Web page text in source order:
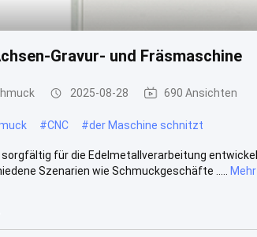
Gravur- und Fräsmaschine
2025-08-28 690 Ansichten
#CNC #der Maschine schnitzt
für die Edelmetallverarbeitung
Szenarien wie Schmuckgeschäfte .....